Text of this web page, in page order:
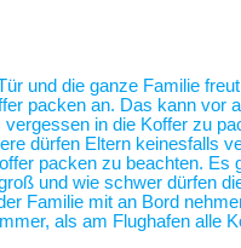
und die ganze Familie
packen an. Das kann vor
in die Koffer zu
dürfen Eltern keinesfalls
packen zu beachten. Es
und wie schwer dürfen
Familie mit an Bord
als am Flughafen alle